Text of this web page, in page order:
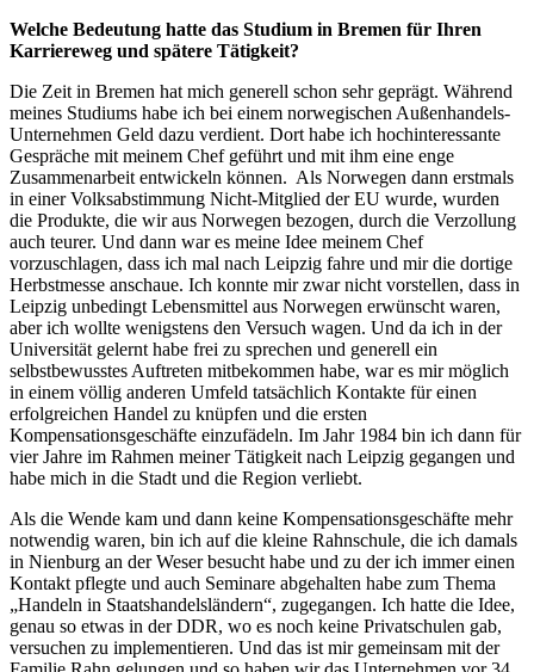
Welche Bedeutung hatte das Studium in Bremen für Ihren
Karriereweg und spätere Tätigkeit?
Die Zeit in Bremen hat mich generell schon sehr geprägt. Während
meines Studiums habe ich bei einem norwegischen Außenhandels-
Unternehmen Geld dazu verdient. Dort habe ich hochinteressante
Gespräche mit meinem Chef geführt und mit ihm eine enge
Zusammenarbeit entwickeln können. Als Norwegen dann erstmals
in einer Volksabstimmung Nicht-Mitglied der EU wurde, wurden
die Produkte, die wir aus Norwegen bezogen, durch die Verzollung
auch teurer. Und dann war es meine Idee meinem Chef
vorzuschlagen, dass ich mal nach Leipzig fahre und mir die dortige
Herbstmesse anschaue. Ich konnte mir zwar nicht vorstellen, dass in
Leipzig unbedingt Lebensmittel aus Norwegen erwünscht waren,
aber ich wollte wenigstens den Versuch wagen. Und da ich in der
Universität gelernt habe frei zu sprechen und generell ein
selbstbewusstes Auftreten mitbekommen habe, war es mir möglich
in einem völlig anderen Umfeld tatsächlich Kontakte für einen
erfolgreichen Handel zu knüpfen und die ersten
Kompensationsgeschäfte einzufädeln. Im Jahr 1984 bin ich dann für
vier Jahre im Rahmen meiner Tätigkeit nach Leipzig gegangen und
habe mich in die Stadt und die Region verliebt.
Als die Wende kam und dann keine Kompensationsgeschäfte mehr
notwendig waren, bin ich auf die kleine Rahnschule, die ich damals
in Nienburg an der Weser besucht habe und zu der ich immer einen
Kontakt pflegte und auch Seminare abgehalten habe zum Thema
„Handeln in Staatshandelsländern“, zugegangen. Ich hatte die Idee,
genau so etwas in der DDR, wo es noch keine Privatschulen gab,
versuchen zu implementieren. Und das ist mir gemeinsam mit der